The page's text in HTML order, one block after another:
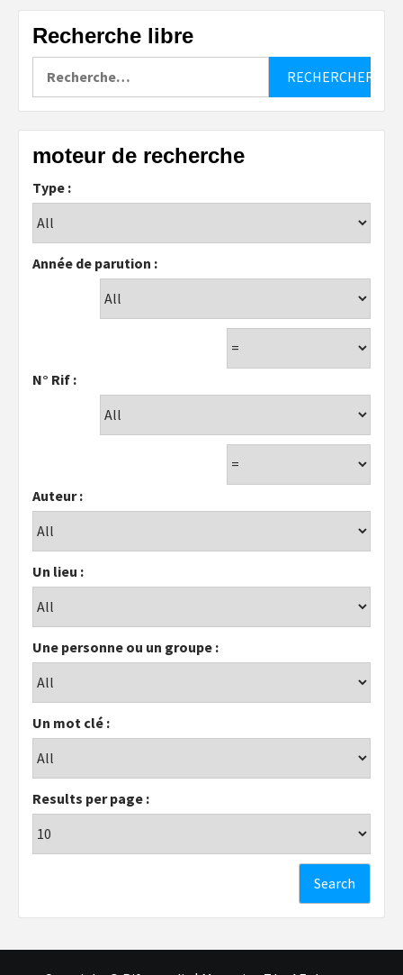
Recherche libre
moteur de recherche
Type :
Année de parution :
N° Rif :
Auteur :
Un lieu :
Une personne ou un groupe :
Un mot clé :
Results per page :